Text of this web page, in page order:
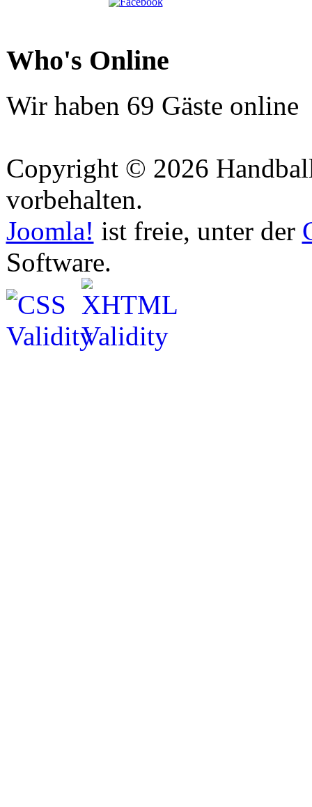
Who's Online
Wir haben 69 Gäste online
Copyright © 2026
vorbehalten.
Joomla! ist freie, unter der
Software.